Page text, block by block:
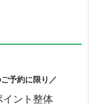
予約に限り／
ント整体